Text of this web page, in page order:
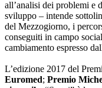
all’analisi dei problemi e
sviluppo – intende
del Mezzogiorno, i
conseguiti in campo
cambiamento espresso
L’edizione 2017 del
Euromed; Premio